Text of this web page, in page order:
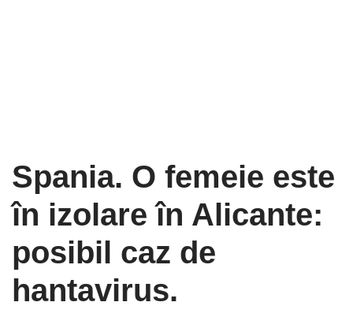
Spania. O femeie este
în izolare în Alicante:
posibil caz de
hantavirus.